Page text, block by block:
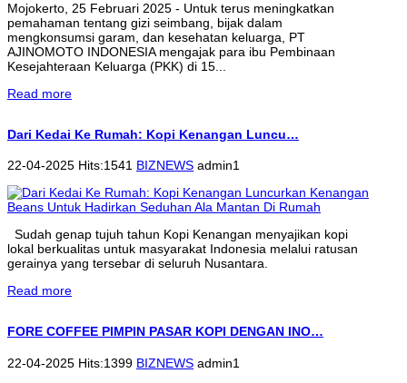
Mojokerto, 25 Februari 2025 - Untuk terus meningkatkan
pemahaman tentang gizi seimbang, bijak dalam
mengkonsumsi garam, dan kesehatan keluarga, PT
AJINOMOTO INDONESIA mengajak para ibu Pembinaan
Kesejahteraan Keluarga (PKK) di 15...
Read more
Dari Kedai Ke Rumah: Kopi Kenangan Luncu…
22-04-2025 Hits:1541 BIZNEWS admin1
Sudah genap tujuh tahun Kopi Kenangan menyajikan kopi
lokal berkualitas untuk masyarakat Indonesia melalui ratusan
gerainya yang tersebar di seluruh Nusantara.
Read more
FORE COFFEE PIMPIN PASAR KOPI DENGAN INO…
22-04-2025 Hits:1399 BIZNEWS admin1